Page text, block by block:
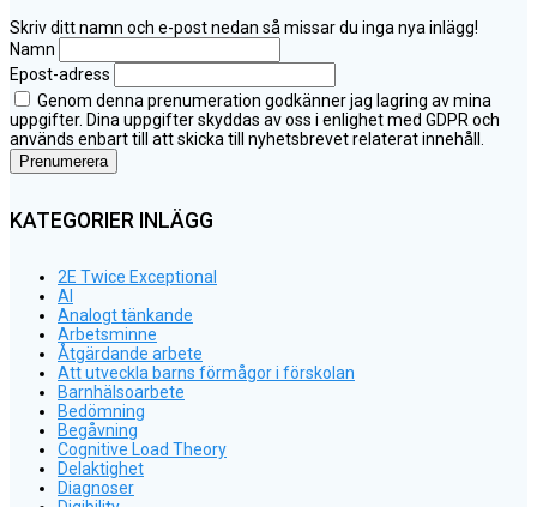
Skriv ditt namn och e-post nedan så missar du inga nya inlägg!
Namn
Epost-adress
Genom denna prenumeration godkänner jag lagring av mina
uppgifter. Dina uppgifter skyddas av oss i enlighet med GDPR och
används enbart till att skicka till nyhetsbrevet relaterat innehåll.
KATEGORIER INLÄGG
2E Twice Exceptional
AI
Analogt tänkande
Arbetsminne
Åtgärdande arbete
Att utveckla barns förmågor i förskolan
Barnhälsoarbete
Bedömning
Begåvning
Cognitive Load Theory
Delaktighet
Diagnoser